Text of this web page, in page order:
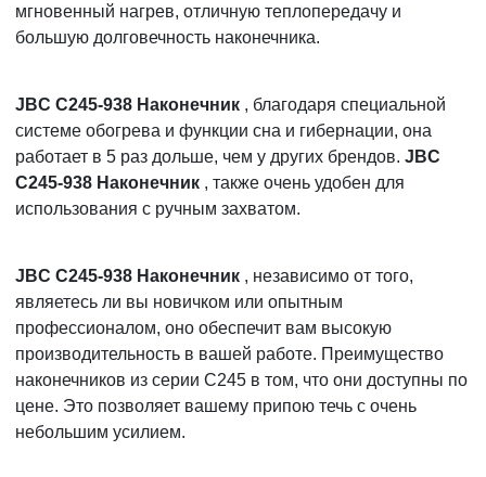
мгновенный нагрев, отличную теплопередачу и
большую долговечность наконечника.
JBC C245-938 Наконечник , благодаря специальной
системе обогрева и функции сна и гибернации, она
работает в 5 раз дольше, чем у других брендов. JBC
C245-938 Наконечник , также очень удобен для
использования с ручным захватом.
JBC C245-938 Наконечник , независимо от того,
являетесь ли вы новичком или опытным
профессионалом, оно обеспечит вам высокую
производительность в вашей работе. Преимущество
наконечников из серии C245 в том, что они доступны по
цене. Это позволяет вашему припою течь с очень
небольшим усилием.